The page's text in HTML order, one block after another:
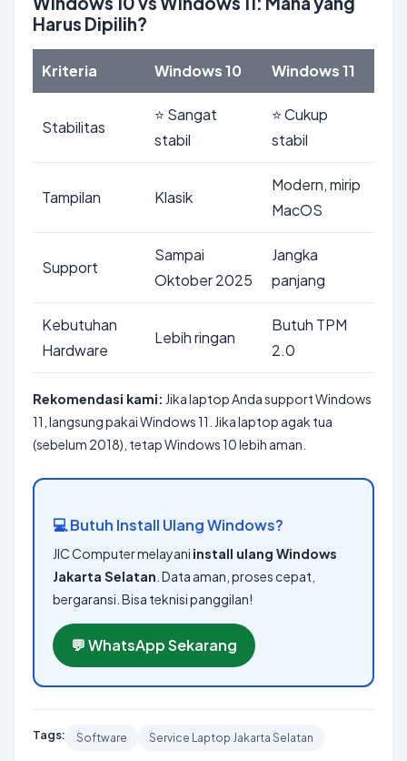
Harus Dipilih?
Kriteria Windows 10 Windows 11
Stabilitas
⭐ Sangat
stabil
⭐ Cukup
stabil
Tampilan Klasik
Modern, mirip
MacOS
Support
Sampai
Oktober 2025
Jangka
panjang
Kebutuhan
Hardware
Lebih ringan
Butuh TPM
2.0
Rekomendasi kami: Jika laptop Anda support Windows
11, langsung pakai Windows 11. Jika laptop agak tua
(sebelum 2018), tetap Windows 10 lebih aman.
💻 Butuh Install Ulang Windows?
JIC Computer melayani install ulang Windows
Jakarta Selatan . Data aman, proses cepat,
bergaransi. Bisa teknisi panggilan!
💬 WhatsApp Sekarang
Tags: Software Service Laptop Jakarta Selatan